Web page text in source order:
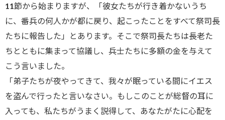
11節から始まりますが、「彼女たちが行き着かないうち
に、番兵の何人かが都に戻り、起こったことをすべて祭司長
たちに報告した」とあります。そこで祭司長たちは長老た
ちとともに集まって協議し、兵士たちに多額の金を与えて
こう言いました。
「弟子たちが夜やってきて、我々が眠っている間にイエス
を盗んで行ったと言いなさい。もしこのことが総督の耳に
入っても、私たちがうまく説得して、あなたがたに心配を